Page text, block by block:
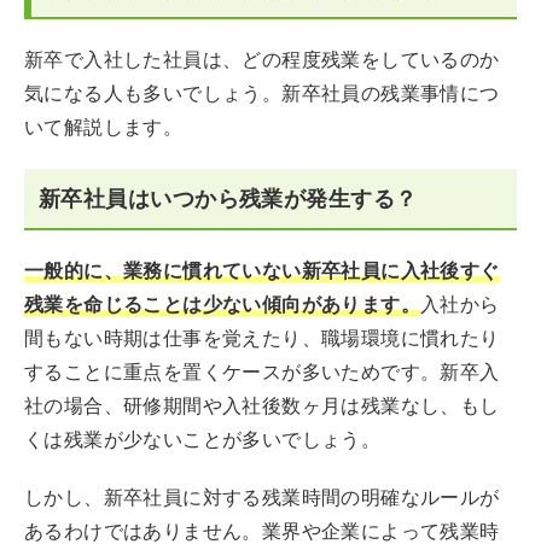
新卒で入社した社員は、どの程度残業をしているのか
気になる人も多いでしょう。新卒社員の残業事情につ
いて解説します。
新卒社員はいつから残業が発生する？
一般的に、業務に慣れていない新卒社員に入社後すぐ
残業を命じることは少ない傾向があります。入社から
間もない時期は仕事を覚えたり、職場環境に慣れたり
することに重点を置くケースが多いためです。新卒入
社の場合、研修期間や入社後数ヶ月は残業なし、もし
くは残業が少ないことが多いでしょう。
しかし、新卒社員に対する残業時間の明確なルールが
あるわけではありません。業界や企業によって残業時